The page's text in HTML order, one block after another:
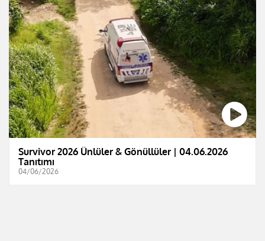
Survivor 2026 Ünlüler & Gönüllüler | 04.06.2026
Tanıtımı
04/06/2026